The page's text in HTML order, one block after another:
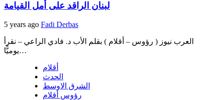
لبنان الراقد على أمل القيامة
5 years ago Fadi Derbas
العرب نيوز ( رؤوس – أقلام ) بقلم الأب د. فادي الراعي – نقرأ
يوميًّا…
أقلام
الحدث
الشرق الاوسط
رؤوس أقلام